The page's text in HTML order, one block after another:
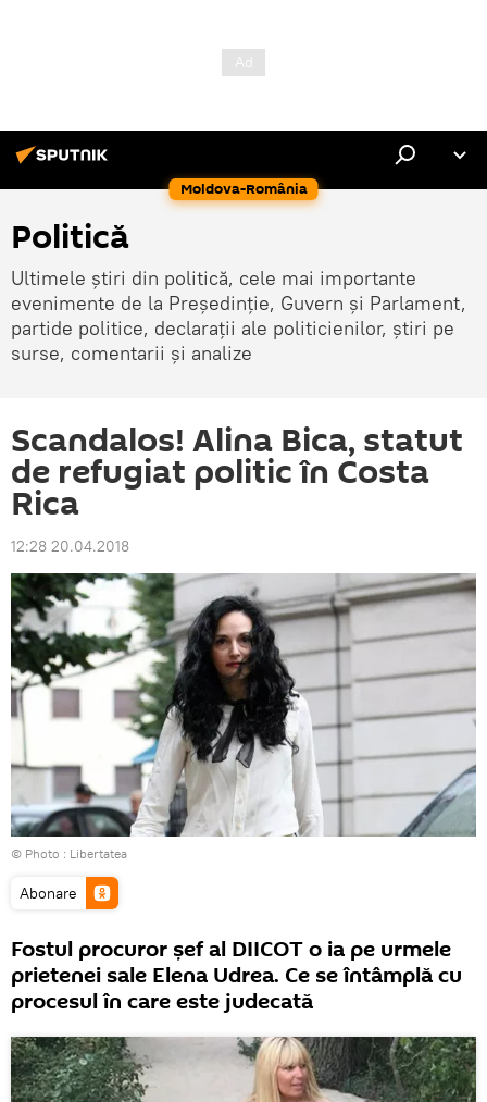
Moldova-România
Politică
Ultimele știri din politică, cele mai importante
evenimente de la Președinție, Guvern și Parlament,
partide politice, declarații ale politicienilor, știri pe
surse, comentarii și analize
Scandalos! Alina Bica, statut
de refugiat politic în Costa
Rica
12:28 20.04.2018
© Photo : Libertatea
Abonare
Fostul procuror şef al DIICOT o ia pe urmele
prietenei sale Elena Udrea. Ce se întâmplă cu
procesul în care este judecată